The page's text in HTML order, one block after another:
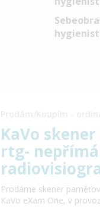
KaVo
rtg- nepřímá
Prodáme skener
KaVo eXam One, v